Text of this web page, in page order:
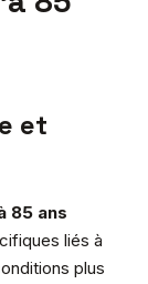
et
85 ans
liés à
plus